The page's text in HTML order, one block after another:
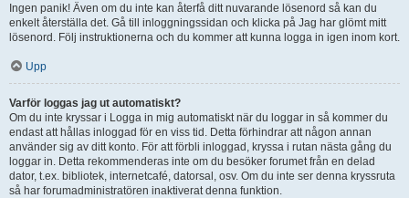
Ingen panik! Även om du inte kan återfå ditt nuvarande lösenord så kan du
enkelt återställa det. Gå till inloggningssidan och klicka på Jag har glömt mitt
lösenord. Följ instruktionerna och du kommer att kunna logga in igen inom kort.
Upp
Varför loggas jag ut automatiskt?
Om du inte kryssar i Logga in mig automatiskt när du loggar in så kommer du
endast att hållas inloggad för en viss tid. Detta förhindrar att någon annan
använder sig av ditt konto. För att förbli inloggad, kryssa i rutan nästa gång du
loggar in. Detta rekommenderas inte om du besöker forumet från en delad
dator, t.ex. bibliotek, internetcafé, datorsal, osv. Om du inte ser denna kryssruta
så har forumadministratören inaktiverat denna funktion.